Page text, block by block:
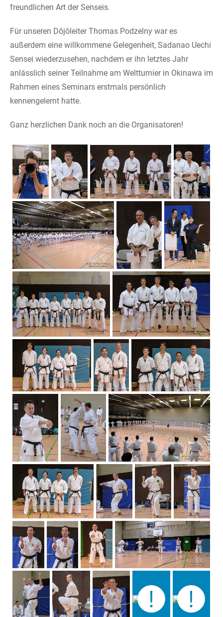
freundlichen Art der Senseis.
Für unseren Dôjôleiter Thomas Podzelny war es
außerdem eine willkommene Gelegenheit, Sadanao Uechi
Sensei wiederzusehen, nachdem er ihn letztes Jahr
anlässlich seiner Teilnahme am Weltturnier in Okinawa im
Rahmen eines Seminars erstmals persönlich
kennengelernt hatte.
Ganz herzlichen Dank noch an die Organisatoren!